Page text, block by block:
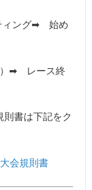
ィング➡ 始め
）➡ レース終
則書は下記をク
会規則書